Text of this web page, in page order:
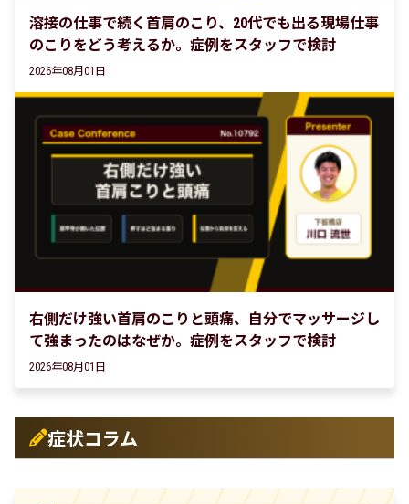
溶接の仕事で続く首肩のこり、20代でも出る現場仕事
のこりをどう考えるか。症例をスタッフで検討
2026年08月01日
右側だけ強い首肩のこりと頭痛、自分でマッサージし
て強まったのはなぜか。症例をスタッフで検討
2026年08月01日
症状コラム